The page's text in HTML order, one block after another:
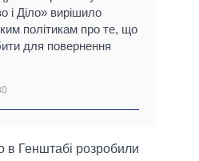
і Діло» вирішило
політикам про те, що
для повернення
в Генштабі розробили